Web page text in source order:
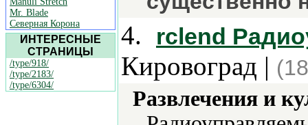
Mr. Blade
Северная Корона
ИНТЕРЕСНЫЕ
СТРАНИЦЫ
/type/918/
/type/2183/
/type/6304/
4. rclend
Кировоград |
Развлечения и